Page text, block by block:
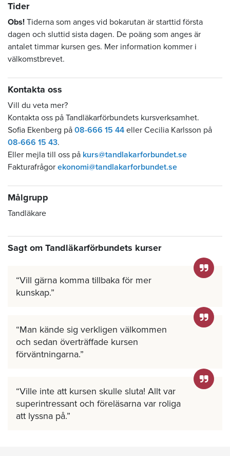
Tider
Obs! Tiderna som anges vid bokarutan är starttid första
dagen och sluttid sista dagen. De poäng som anges är
antalet timmar kursen ges. Mer information kommer i
välkomstbrevet.
Kontakta oss
Vill du veta mer?
Kontakta oss på Tandläkarförbundets kursverksamhet.
Sofia Ekenberg på 08-666 15 44 eller Cecilia Karlsson på
08-666 15 43.
Eller mejla till oss på kurs@tandlakarforbundet.se
Fakturafrågor ekonomi@tandlakarforbundet.se
Målgrupp
Tandläkare
Sagt om Tandläkarförbundets kurser
Vill gärna komma tillbaka för mer
kunskap.
Man kände sig verkligen välkommen
och sedan överträffade kursen
förväntningarna.
Ville inte att kursen skulle sluta! Allt var
superintressant och föreläsarna var roliga
att lyssna på.